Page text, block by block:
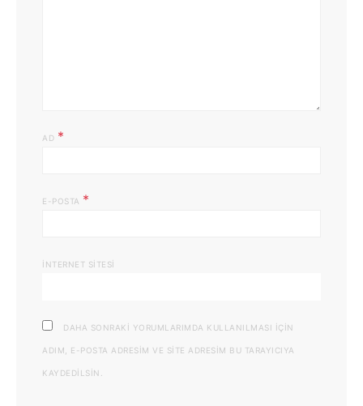
AD *
E-POSTA *
İNTERNET SITESI
DAHA SONRAKI YORUMLARIMDA KULLANILMASI IÇIN
ADIM, E-POSTA ADRESIM VE SITE ADRESIM BU TARAYICIYA
KAYDEDILSIN.